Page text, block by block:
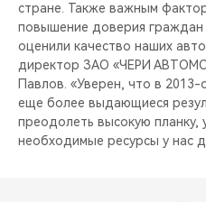
стране. Также важным
повышение доверия граждан
оценили качество наших
директор ЗАО «ЧЕРИ
Павлов. «Уверен, что в
еще более выдающиеся
преодолеть высокую планку,
необходимые ресурсы у нас